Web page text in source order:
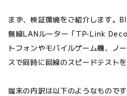
まず、検証環境をご紹介します。
無線LANルーター「TP-Link
トフォンやモバイルゲーム機、ノ
スで同時に回線のスピードテストを
端末の内訳は以下のようなものです